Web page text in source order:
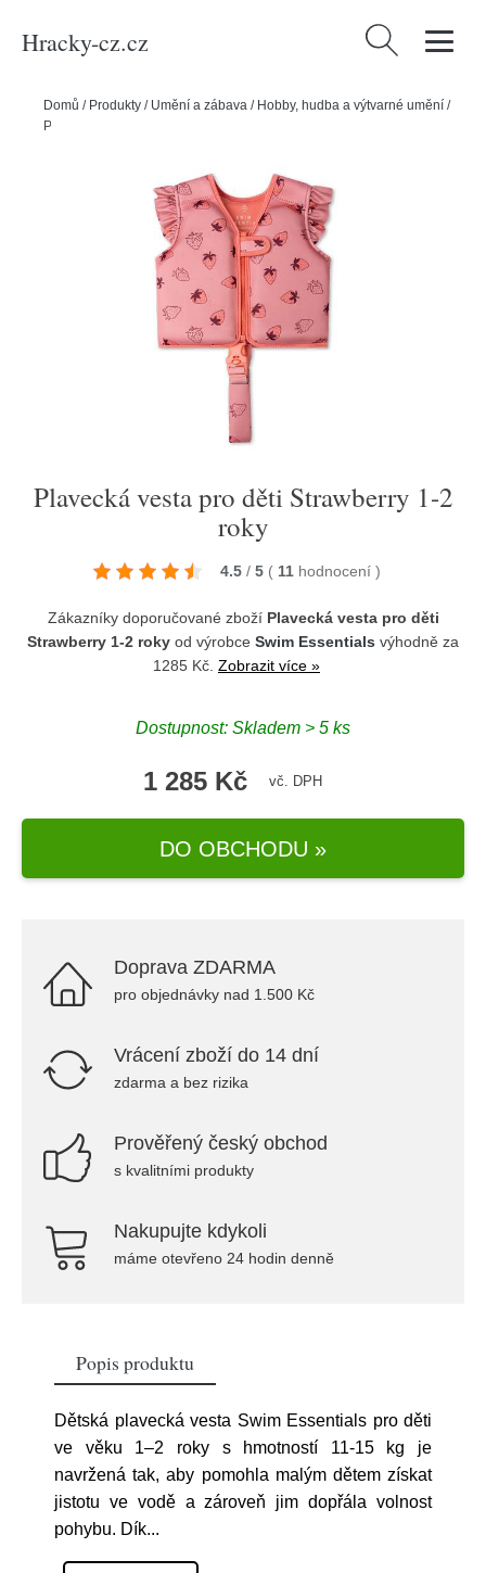
Hracky-cz.cz Vyhledávání
Domů / Produkty / Umění a zábava / Hobby, hudba a výtvarné umění /
Plavecká vesta pro děti Strawberry 1-2 roky
Plavecká vesta pro děti Strawberry 1-2
roky
4.5 / 5 ( 11 hodnocení )
Zákazníky doporučované zboží Plavecká vesta pro děti
Strawberry 1-2 roky od výrobce Swim Essentials výhodně za
1285 Kč. Zobrazit více »
Dostupnost: Skladem > 5 ks
1 285 Kč vč. DPH
DO OBCHODU »
Doprava ZDARMA
pro objednávky nad 1.500 Kč
Vrácení zboží do 14 dní
zdarma a bez rizika
Prověřený český obchod
s kvalitními produkty
Nakupujte kdykoli
máme otevřeno 24 hodin denně
Popis produktu
Dětská plavecká vesta Swim Essentials pro děti
ve věku 1–2 roky s hmotností 11-15 kg je
navržená tak, aby pomohla malým dětem získat
jistotu ve vodě a zároveň jim dopřála volnost
pohybu. Dík...